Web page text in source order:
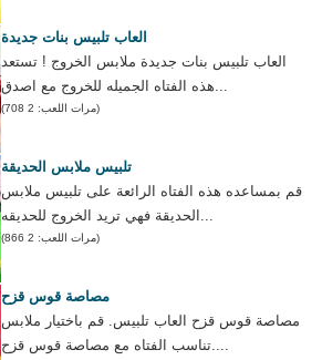
العاب تلبيس بنات جديدة
العاب تلبيس بنات جديدة ملابس الخروج ! تستعد
هذه الفتاه الجميله للخروج مع اصدق...
(مرات اللعب: 2 708)
تلبيس ملابس الحديقة
قم بمساعده هذه الفتاه الرائعة على تلبيس ملابس
الحديقة فهي تريد الخروج للحديقه...
(مرات اللعب: 2 866)
مصاصة قوس قزح
مصاصة قوس قزح العاب تلبيس. قم باختيار ملابس
تناسب الفتاه مع مصاصة قوس قزح....